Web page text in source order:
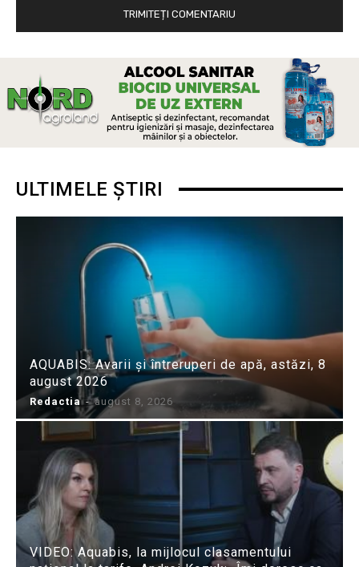
ULTIMELE ȘTIRI
AQUABIS: Avarii și întreruperi de apă, astăzi, 8
august 2026
Redactia - august 8, 2026
VIDEO: Aquabis, la mijlocul clasamentului